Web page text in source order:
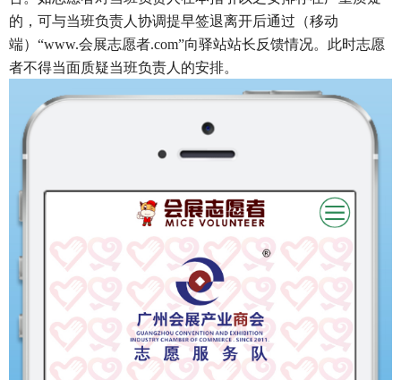
的，可与当班负责人协调提早签退离开后通过（移动
端）“www.会展志愿者.com”向驿站站长反馈情况。此时志愿
者不得当面质疑当班负责人的安排。